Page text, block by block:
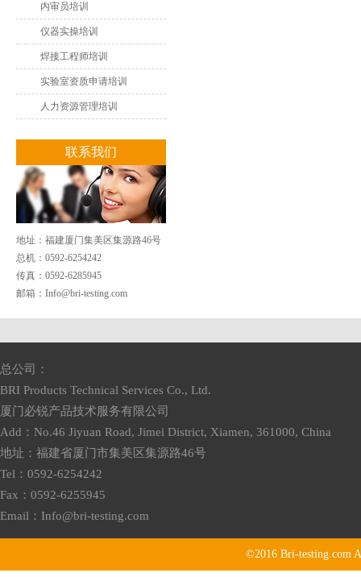
内审员培训
仪器实操培训
焊接工程师培训
实验室资质申请培训
人力资源管理培训
联系我们
地址：福建厦门集美区集源路46号
总机：0592-6254242
传真：0592-6285945
邮箱： Info@bri-testing.com
总公司：
BRI Products Technical Services Co., Ltd.
厦门必锐产品技术服务有限公司
Add：No.46 Jiyuan Road, Jimei District, Xiamen, 361000, China
地址：福建省厦门市集美区集源路46号
Tel：0592-6254242
Fax：0592-6255945
Email： Info@bri-testing.com
©2016Bri-testing.com